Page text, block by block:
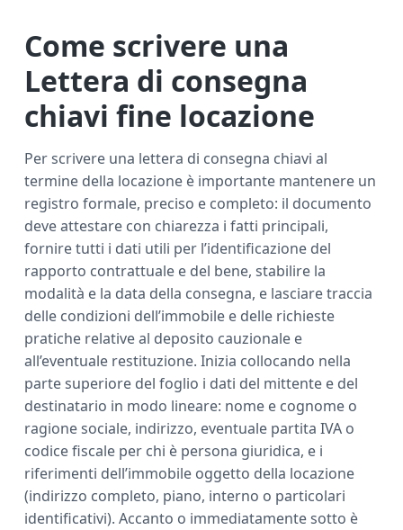
Come scrivere una
Lettera di consegna
chiavi fine locazione​
Per scrivere una lettera di consegna chiavi al
termine della locazione è importante mantenere un
registro formale, preciso e completo: il documento
deve attestare con chiarezza i fatti principali,
fornire tutti i dati utili per l’identificazione del
rapporto contrattuale e del bene, stabilire la
modalità e la data della consegna, e lasciare traccia
delle condizioni dell’immobile e delle richieste
pratiche relative al deposito cauzionale e
all’eventuale restituzione. Inizia collocando nella
parte superiore del foglio i dati del mittente e del
destinatario in modo lineare: nome e cognome o
ragione sociale, indirizzo, eventuale partita IVA o
codice fiscale per chi è persona giuridica, e i
riferimenti dell’immobile oggetto della locazione
(indirizzo completo, piano, interno o particolari
identificativi). Accanto o immediatamente sotto è